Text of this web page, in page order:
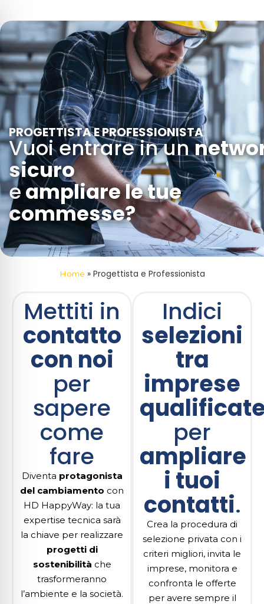
PROGETTISTA E PROFESSIONISTA
Vuoi entrare in un
sicuro
eampliare le tue
commesse?
Home » Progettista e Professionista
Mettiti in
contatto
con noi
per
sapere
come
fare
Diventa protagonista
del cambiamento con
HD HappyWay: la tua
expertise tecnica sarà
la chiave per realizzare
progetti di
sostenibilità che
trasformeranno
l’ambiente e la società.
Indici
selezioni
tra
imprese
per
ampliare
i tuoi
contatti.
Crea la procedura di
selezione privata con i
criteri migliori, invita le
imprese, monitora e
confronta le offerte
per avere sempre il